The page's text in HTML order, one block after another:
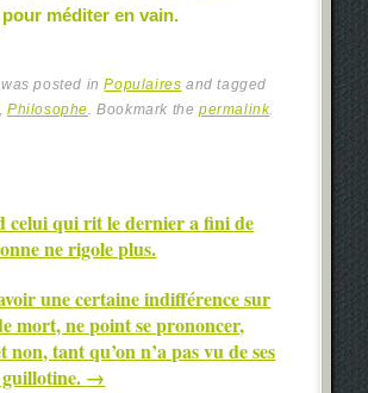
méditer en vain.
posted inPopulaires and tagged
,Philosophe. Bookmark thepermalink.
navigation
celui qui rit le dernier a fini de
ne rigole plus.
une certaine indifférence sur
mort, ne point se prononcer,
non, tant qu’on n’a pas vu de ses
→